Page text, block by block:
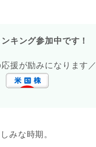
キング参加中です！
援が励みになります／
みな時期。